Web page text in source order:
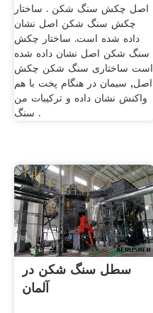
اصل چکش سنگ شکن . ساختار
چکش سنگ شکن اصل نشان
داده شده است. ساختار چکش
سنگ شکن اصل نشان داده شده
است ساختاری سنگ شکن چکش
اصل, سیمان در هنگام پخت با هم
واکنش نشان داده و ترکیبات من
سنگ .
سطل سنگ شکن در
آلمان